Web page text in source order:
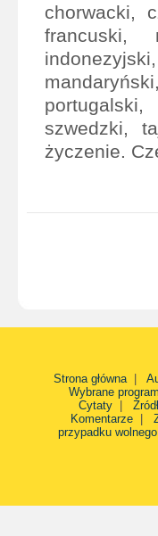
chorwacki,
francuski,
szwedzki,
życzenie.
Strona główna|
Wybrane
Cytaty
Komentarze
przypadku